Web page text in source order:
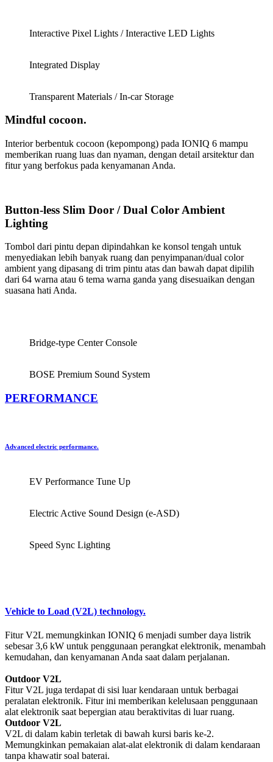
Interactive Pixel Lights / Interactive LED Lights
Integrated Display
Transparent Materials / In-car Storage
Mindful cocoon.
Interior berbentuk cocoon (kepompong) pada IONIQ 6 mampu
memberikan ruang luas dan nyaman, dengan detail arsitektur dan
fitur yang berfokus pada kenyamanan Anda.
Button-less Slim Door / Dual Color Ambient
Lighting
Tombol dari pintu depan dipindahkan ke konsol tengah untuk
menyediakan lebih banyak ruang dan penyimpanan/dual color
ambient yang dipasang di trim pintu atas dan bawah dapat dipilih
dari 64 warna atau 6 tema warna ganda yang disesuaikan dengan
suasana hati Anda.
Bridge-type Center Console
BOSE Premium Sound System
PERFORMANCE
Advanced electric performance.
EV Performance Tune Up
Electric Active Sound Design (e-ASD)
Speed Sync Lighting
Vehicle to Load (V2L) technology.
Fitur V2L memungkinkan IONIQ 6 menjadi sumber daya listrik
sebesar 3,6 kW untuk penggunaan perangkat elektronik, menambah
kemudahan, dan kenyamanan Anda saat dalam perjalanan.
Outdoor V2L
Fitur V2L juga terdapat di sisi luar kendaraan untuk berbagai
peralatan elektronik. Fitur ini memberikan kelelusaan penggunaan
alat elektronik saat bepergian atau beraktivitas di luar ruang.
Outdoor V2L
V2L di dalam kabin terletak di bawah kursi baris ke-2.
Memungkinkan pemakaian alat-alat elektronik di dalam kendaraan
tanpa khawatir soal baterai.